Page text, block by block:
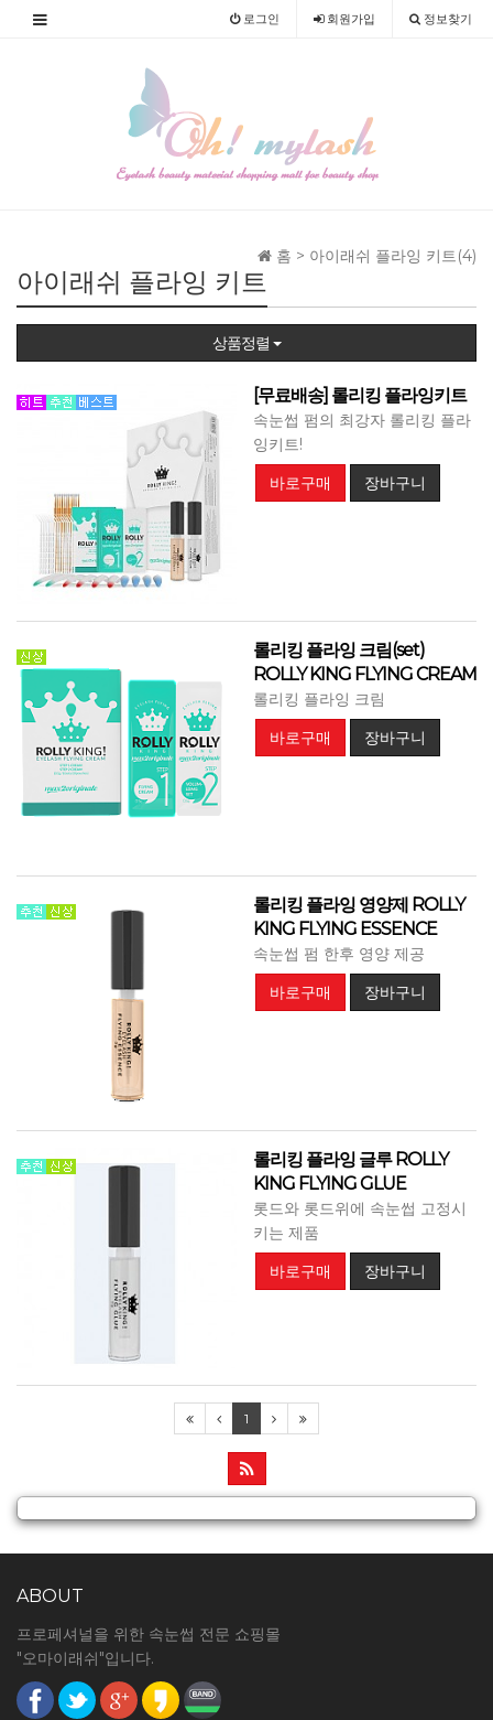
로그인 회원가입 정보찾기
홈 > 아이래쉬 플라잉 키트(4)
아이래쉬 플라잉 키트
상품정렬
[무료배송] 롤리킹 플라잉키트
속눈썹 펌의 최강자 롤리킹 플라
잉키트!
바로구매
장바구니
롤리킹 플라잉 크림(set)
ROLLY KING FLYING CREAM
롤리킹 플라잉 크림
바로구매
장바구니
롤리킹 플라잉 영양제 ROLLY
KING FLYING ESSENCE
속눈썹 펌 한후 영양 제공
바로구매
장바구니
롤리킹 플라잉 글루 ROLLY
KING FLYING GLUE
롯드와 롯드위에 속눈썹 고정시
키는 제품
바로구매
장바구니
1
ABOUT
프로페셔널을 위한 속눈썹 전문 쇼핑몰
"오마이래쉬"입니다.